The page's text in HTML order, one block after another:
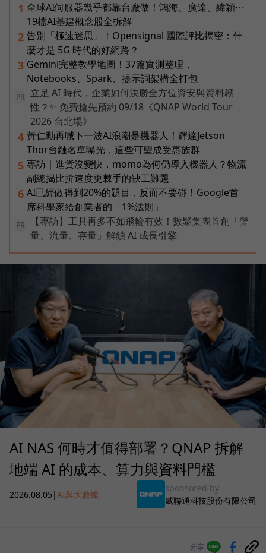
1 全球AI伺服器幾乎都靠台廠做！鴻海、廣達、緯穎⋯
19檔AI基建概念股全拆解
2 告別「極速迷思」！Opensignal 國際評比揭密：什
麼才是 5G 時代的好網路？
3 Gemini完整教學地圖！37篇實測整理，
Notebooks、Spark、提示詞架構全打包
PR
立足 AI 時代，企業如何決勝全方位資安與資料韌
性？✨ 免費搶先預約 09/18《QNAP World Tour
2026 台北場》
4 黃仁勳再喊下一波AI浪潮是機器人！輝達Jetson
Thor台鏈名單曝光，這些可望成受惠族群
5 專訪｜進貨沒變快，momo為何仍導入機器人？物流
副總揭比拚速度更棘手的缺工難題
6 AI已經做得到20%的題目，反而不要碰！Google首
席科學家給創業者的「1%法則」
PR
【專訪】工具再多不如飛輪有效！數聚集團首創「聲
量、流量、存量」解鎖 AI 成長引擎
AI NAS 何時才值得部署？QNAP 拆解
地端 AI 的成本、算力與資料門檻
2026.08.05 |AI與大數據
sponsored by
威聯通科技股份有限公司
分享